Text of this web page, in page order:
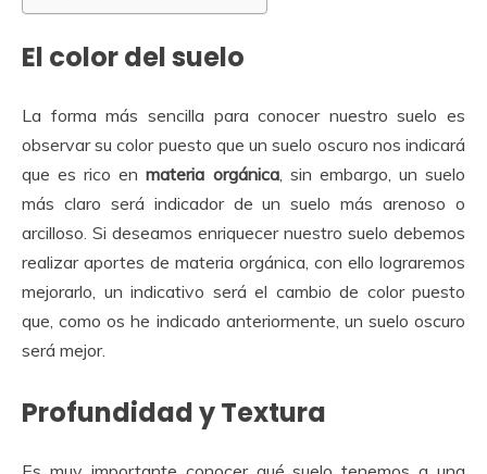
El color del suelo
La forma más sencilla para conocer nuestro suelo es
observar su color puesto que un suelo oscuro nos indicará
que es rico enmateria orgánica, sin embargo, un suelo
más claro será indicador de un suelo más arenoso o
arcilloso. Si deseamos enriquecer nuestro suelo debemos
realizar aportes de materia orgánica, con ello lograremos
mejorarlo, un indicativo será el cambio de color puesto
que, como os he indicado anteriormente, un suelo oscuro
será mejor.
Profundidad y Textura